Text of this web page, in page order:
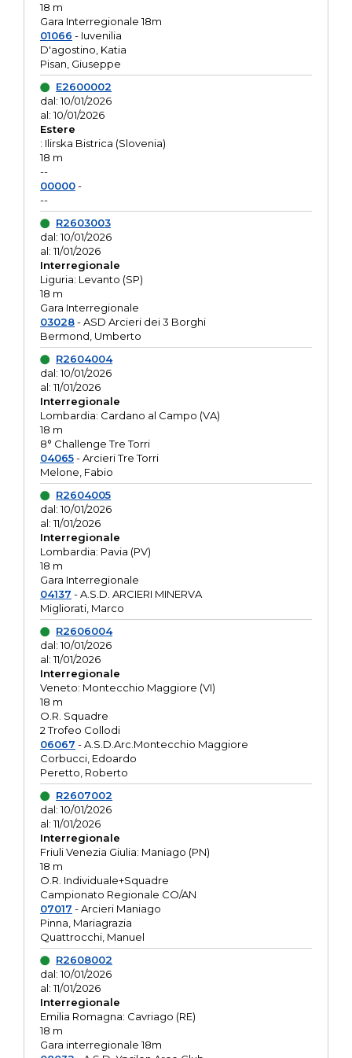
18 m
Gara Interregionale 18m
01066 - Iuvenilia
D'agostino, Katia
Pisan, Giuseppe
E2600002
dal: 10/01/2026
al: 10/01/2026
Estere
: Ilirska Bistrica (Slovenia)
18 m
--
00000-
--
R2603003
dal: 10/01/2026
al: 11/01/2026
Interregionale
Liguria: Levanto (SP)
18 m
Gara Interregionale
03028- ASD Arcieri dei 3 Borghi
Bermond, Umberto
R2604004
dal: 10/01/2026
al: 11/01/2026
Interregionale
Lombardia: Cardano al Campo (VA)
18 m
8° Challenge Tre Torri
04065- Arcieri Tre Torri
Melone, Fabio
R2604005
dal: 10/01/2026
al: 11/01/2026
Interregionale
Lombardia: Pavia (PV)
18 m
Gara Interregionale
04137 - A.S.D. ARCIERI MINERVA
Migliorati, Marco
R2606004
dal: 10/01/2026
al: 11/01/2026
Interregionale
Veneto: Montecchio Maggiore (VI)
18 m
O.R. Squadre
2 Trofeo Collodi
06067 - A.S.D.Arc.Montecchio Maggiore
Corbucci, Edoardo
Peretto, Roberto
R2607002
dal: 10/01/2026
al: 11/01/2026
Interregionale
Friuli Venezia Giulia: Maniago (PN)
18 m
O.R. Individuale+Squadre
Campionato Regionale CO/AN
07017 - Arcieri Maniago
Pinna, Mariagrazia
Quattrocchi, Manuel
R2608002
dal: 10/01/2026
al: 11/01/2026
Interregionale
Emilia Romagna: Cavriago (RE)
18 m
Gara interregionale 18m